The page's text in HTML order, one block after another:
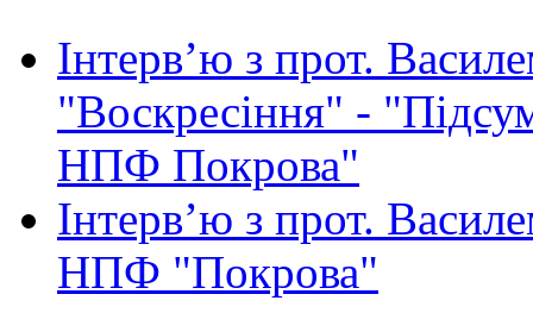
Інтерв’ю з прот.
"Воскресіння" -
НПФ Покрова"
Інтерв’ю з прот.
НПФ "Покрова"